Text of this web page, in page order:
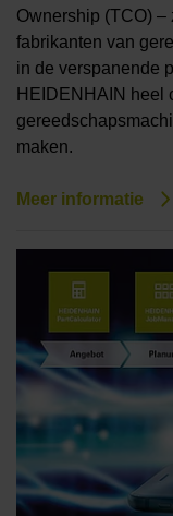
Ownership (TCO)
fabrikanten van
in de verspanende
HEIDENHAIN heel
maken.
Meer informatie